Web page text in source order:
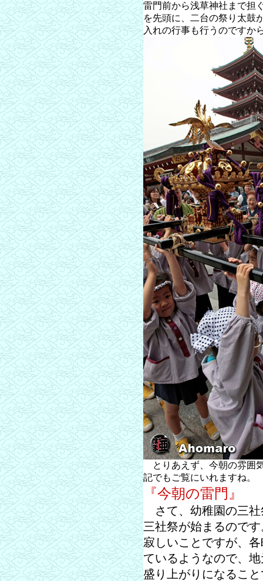
雷門前から浅草神社まで担
を先頭に、二台の祭り太鼓
入れの行事も行うのですか
とりあえず、今朝の雰囲
記でもご覧にいれますね。
『今朝の雷門』
さて、幼稚園の三社
三社祭が始まるので
寂しいことですが、
ているようなので、
盛り上がりになるこ